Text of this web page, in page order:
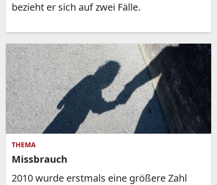
bezieht er sich auf zwei Fälle.
THEMA
Missbrauch
2010 wurde erstmals eine größere Zahl